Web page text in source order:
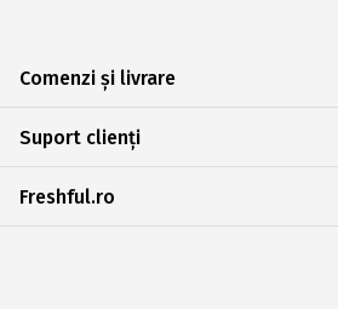
Comenzi și livrare
Suport clienți
Freshful.ro